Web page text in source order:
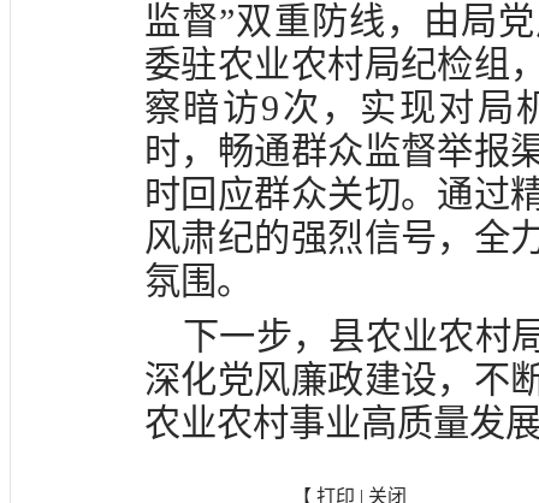
监督”双重防线，由局
委驻农业农村局纪检组
察暗访9次，实现对局
时，畅通群众监督举报
时回应群众关切。通过
风肃纪的强烈信号，全
氛围。
下一步，县农业农村
深化党风廉政建设，不
农业农村事业高质量发
【 打印 | 关闭